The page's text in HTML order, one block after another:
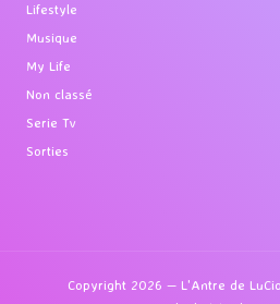
Lifestyle
Musique
My Life
Non classé
Serie Tv
Sorties
Copyright 2026 — L'Antre de